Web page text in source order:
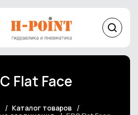
Flat Face
Каталог товаров